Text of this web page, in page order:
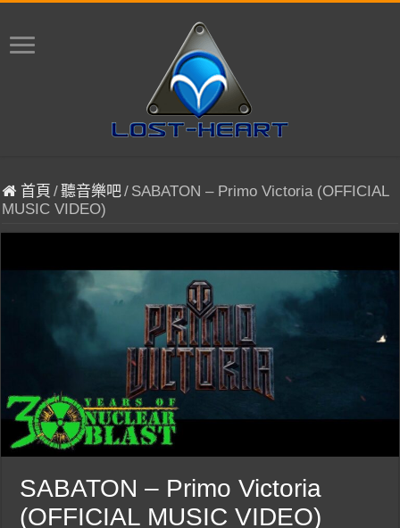
首頁 /聽音樂吧/ SABATON – Primo Victoria (OFFICIAL
MUSIC VIDEO)
SABATON – Primo Victoria
(OFFICIAL MUSIC VIDEO)